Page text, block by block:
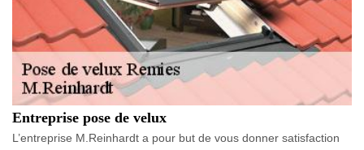
Entreprise pose de velux
L’entreprise M.Reinhardt a pour but de vous donner satisfaction